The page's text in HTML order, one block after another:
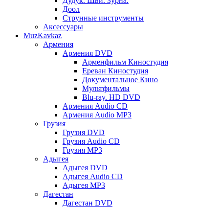
Доол
Струнные инструменты
Аксессуары
MuzKavkaz
Армения
Армения DVD
Арменфильм Киностудия
Ереван Киностудия
Документальное Кино
Мультфильмы
Blu-ray. HD DVD
Армения Audio CD
Армения Audio MP3
Грузия
Грузия DVD
Грузия Audio CD
Грузия MP3
Адыгея
Адыгея DVD
Адыгея Audio CD
Адыгея MP3
Дагестан
Дагестан DVD